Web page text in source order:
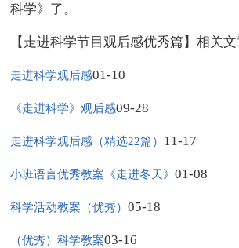
科学》了。
【走进科学节目观后感优秀篇】相关文
走进科学观后感01-10
《走进科学》观后感09-28
走进科学观后感（精选22篇） 11-17
小班语言优秀教案《走进冬天》01-08
科学活动教案（优秀）05-18
（优秀）科学教案03-16